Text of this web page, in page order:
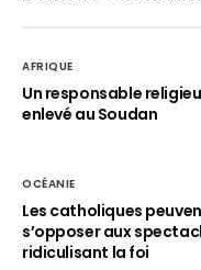
AFRIQUE
Un responsable
enlevé au Soudan
OCÉANIE
Les catholiques
s’opposer aux
ridiculisant la foi